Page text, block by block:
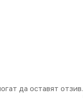
да оставят отзив.